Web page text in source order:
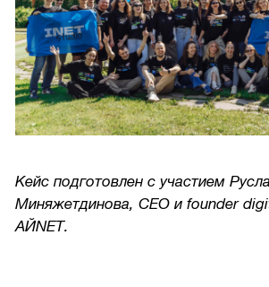
Кейс подготовлен с участием
Миняжетдинова, CEO и founder
АЙNET.